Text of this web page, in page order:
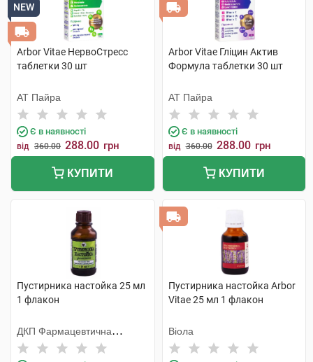
NEW
Arbor Vitae НервоСтресс
таблетки 30 шт
АТ Пайра
Є в наявності
від 360.00 288.00 грн
КУПИТИ
Arbor Vitae Гліцин Актив
Формула таблетки 30 шт
АТ Пайра
Є в наявності
від 360.00 288.00 грн
КУПИТИ
Пустирника настойка 25 мл
1 флакон
ДКП Фармацевтична
фабрика
Пустирника настойка Arbor
Vitae 25 мл 1 флакон
Віола